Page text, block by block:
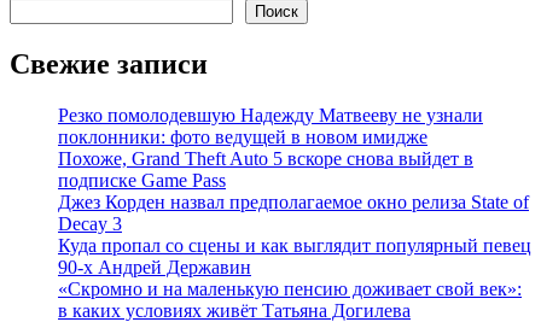
Поиск
Свежие записи
Резко помолодевшую Надежду Матвееву не узнали
поклонники: фото ведущей в новом имидже
Похоже, Grand Theft Auto 5 вскоре снова выйдет в
подписке Game Pass
Джез Корден назвал предполагаемое окно релиза State of
Decay 3
Куда пропал со сцены и как выглядит популярный певец
90-х Андрей Державин
«Скромно и на маленькую пенсию доживает свой век»:
в каких условиях живёт Татьяна Догилева